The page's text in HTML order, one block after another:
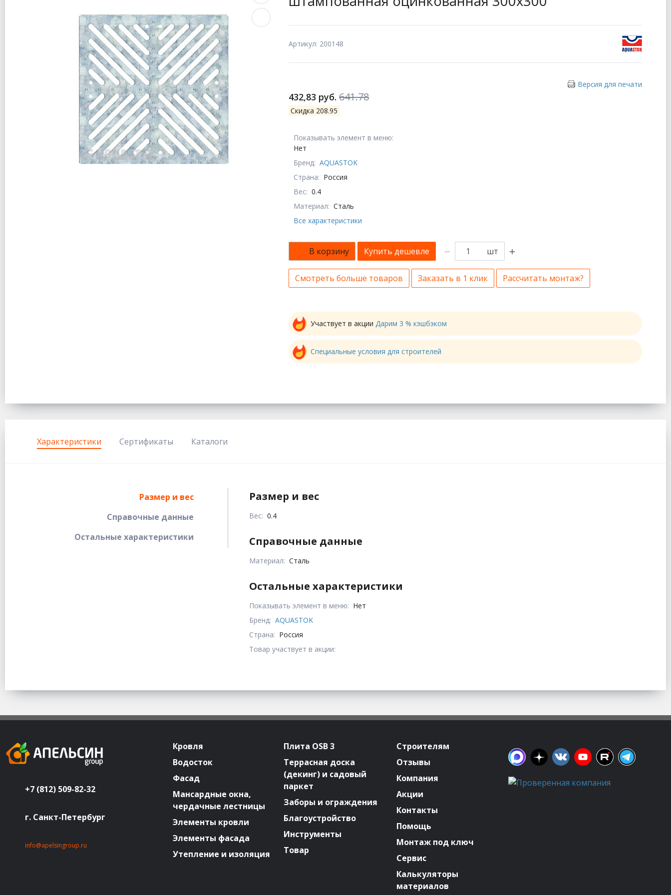
Артикул: 200148
Версия для печати
432,83 руб. 641.78
Скидка 208.95
Показывать элемент в меню:
Нет
Бренд: AQUASTOK
Страна: Россия
Вес: 0.4
Материал: Сталь
Все характеристики
В корзину Купить дешевле шт
Смотреть больше товаров Заказать в 1 клик Рассчитать монтаж?
Участвует в акции Дарим 3 % кэшбэком
Специальные условия для строителей
Характеристики Сертификаты Каталоги
Размер и вес
Справочные данные
Остальные характеристики
Размер и вес
Вес: 0.4
Справочные данные
Материал: Сталь
Остальные характеристики
Показывать элемент в меню: Нет
Бренд: AQUASTOK
Страна: Россия
Товар участвует в акции:
+7 (812) 509-82-32
г. Санкт-Петербург
info@apelsingroup.ru
Кровля
Водосток
Фасад
Мансардные окна,
чердачные лестницы
Элементы кровли
Элементы фасада
Утепление и изоляция
Плита OSB 3
Террасная доска
(декинг) и садовый
паркет
Заборы и ограждения
Благоустройство
Инструменты
Товар
Строителям
Отзывы
Компания
Акции
Контакты
Помощь
Монтаж под ключ
Сервис
Калькуляторы
материалов